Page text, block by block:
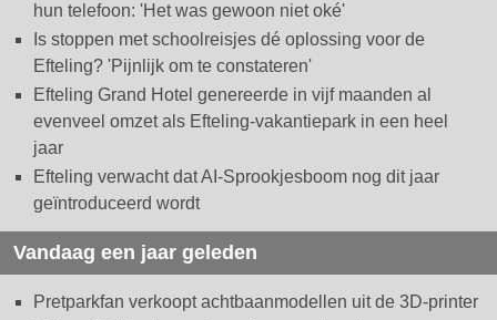
hun telefoon: 'Het was gewoon niet oké'
Is stoppen met schoolreisjes dé oplossing voor de
Efteling? 'Pijnlijk om te constateren'
Efteling Grand Hotel genereerde in vijf maanden al
evenveel omzet als Efteling-vakantiepark in een heel
jaar
Efteling verwacht dat AI-Sprookjesboom nog dit jaar
geïntroduceerd wordt
Vandaag een jaar geleden
Pretparkfan verkoopt achtbaanmodellen uit de 3D-printer